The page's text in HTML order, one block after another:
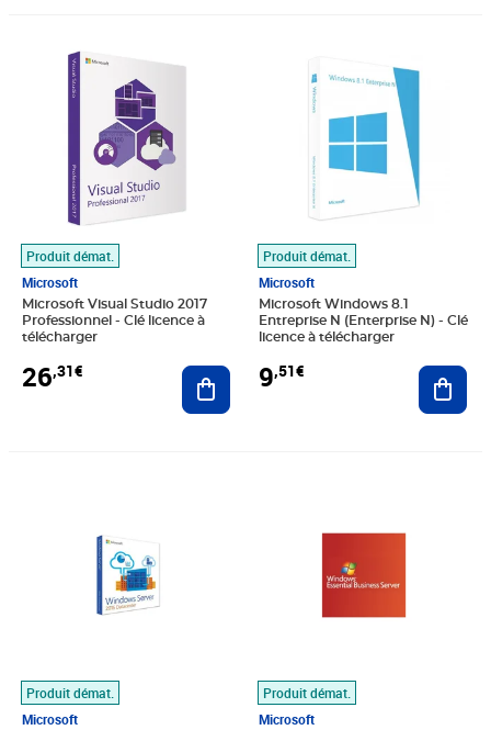
Produit démat.
Microsoft
Microsoft Visual Studio 2017
Professionnel - Clé licence à
télécharger
26,31€ Ajouter au panier
Produit démat.
Microsoft
Microsoft Windows 8.1
Entreprise N (Enterprise N) - Clé
licence à télécharger
9,51€
Produit démat.
Microsoft
Produit démat.
Microsoft